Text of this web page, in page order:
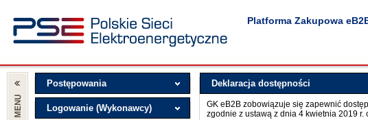
Platforma Zakupowa
Postępowania
Logowanie (Wykonawcy)
Deklaracja dostępności
GK eB2B zobowiązuje się zapewnić
zgodnie z ustawą z dnia 4 kwietnia 2019